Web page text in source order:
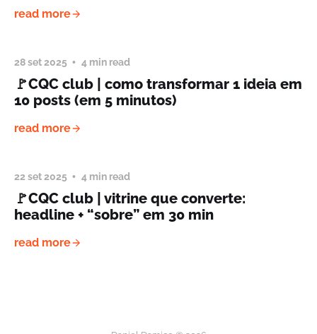
read more
28 set 2025 4 min read
🚩CQC club | como transformar 1 ideia em
10 posts (em 5 minutos)
read more
22 set 2025 4 min read
🚩CQC club | vitrine que converte:
headline + “sobre” em 30 min
read more